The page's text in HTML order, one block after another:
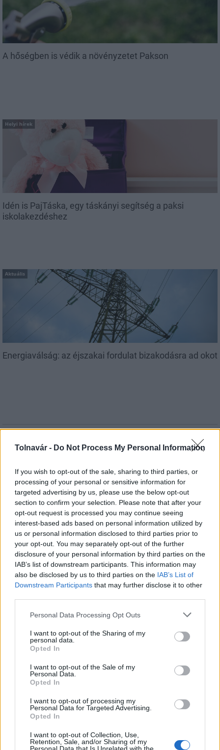
Tolnavár - Do Not Process My Personal Information
If you wish to opt-out of the sale, sharing to third parties, or
processing of your personal or sensitive information for
targeted advertising by us, please use the below opt-out
section to confirm your selection. Please note that after your
opt-out request is processed you may continue seeing
interest-based ads based on personal information utilized by
us or personal information disclosed to third parties prior to
your opt-out. You may separately opt-out of the further
disclosure of your personal information by third parties on the
IAB’s list of downstream participants. This information may
also be disclosed by us to third parties on the IAB’s List of
Downstream Participants that may further disclose it to other
Please note that this website/app uses one or more Google
not limited to your visit or usage behaviour. You may click to
grant or deny consent to Google and its third-party tags to
use your data for below specified purposes in below Google
consent section.
Personal Data Processing Opt Outs
I want to opt-out of the Sharing of my
personal data.
Opted In
I want to opt-out of the Sale of my
Personal Data.
Opted In
I want to opt-out of processing my
Personal Data for Targeted Advertising.
Opted In
I want to opt-out of Collection, Use,
Retention, Sale, and/or Sharing of my
A hőségben is védik a növényzetet Pakson
Helyi hírek
Idén is PajTáska, egy táskányi segítség a paksi
iskolakezdéshez
Aktuális
Energiaválság: az éjszakai fordulat bizakodásra ad okot
Aktuális
Történelmi táj, amelynek minden köve mesél –
A projekt részeként megújulnak a területen található
műemlékek, köztük a különleges Műromok, valamint a közeli
Új gyalogosátkelők és jelzőlámpás
csomópont épül Angyalföldön